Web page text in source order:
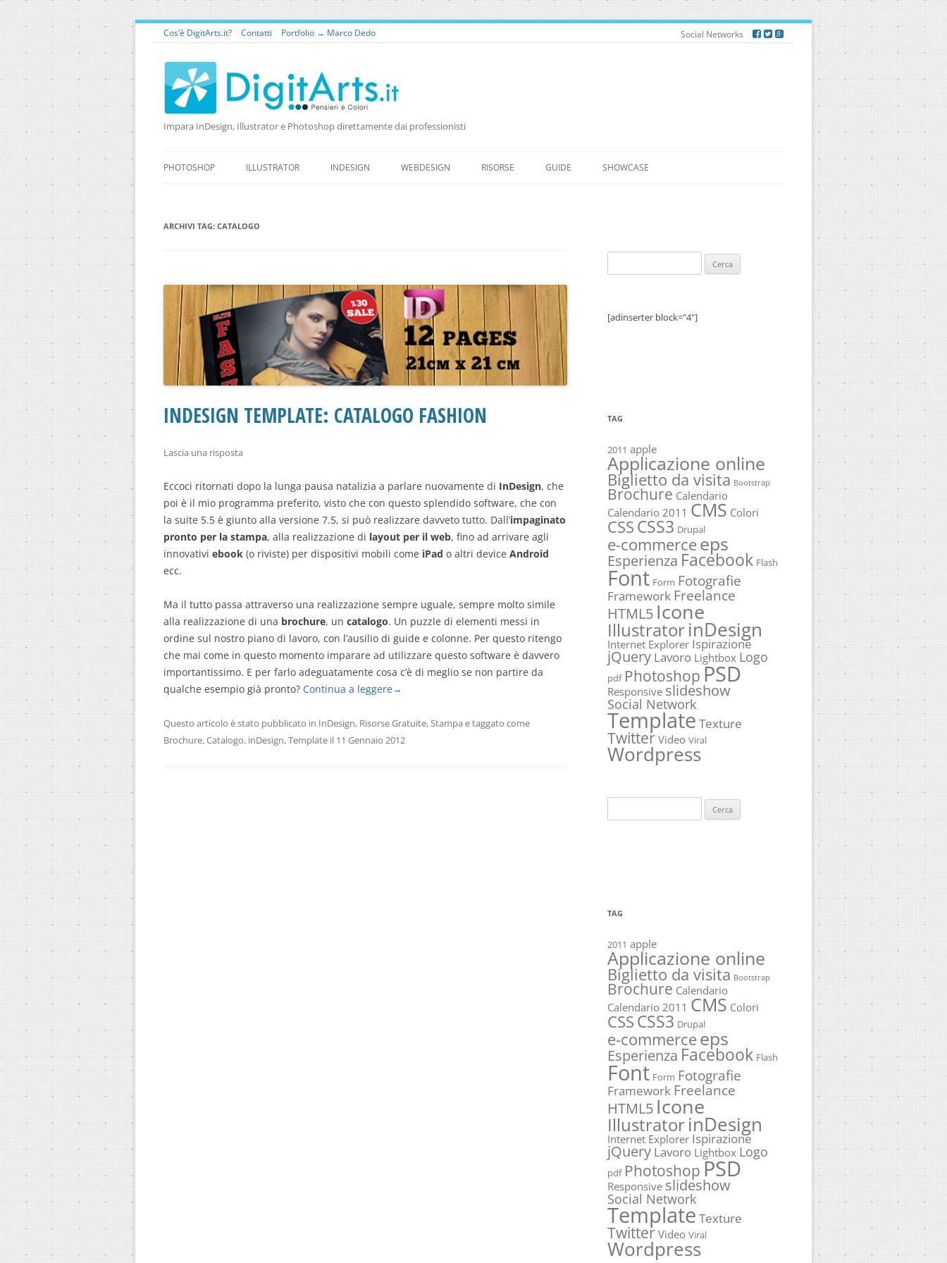
Cos’è DigitArts.it? Contatti Portfolio → Marco Dedo Social Networks
Impara InDesign, Illustrator e Photoshop direttamente dai professionisti
PHOTOSHOP ILLUSTRATOR INDESIGN WEBDESIGN RISORSE GUIDE SHOWCASE
ARCHIVI TAG: CATALOGO
INDESIGN TEMPLATE: CATALOGO FASHION
Lascia una risposta
Eccoci ritornati dopo la lunga pausa natalizia a parlare nuovamente di InDesign, che
poi è il mio programma preferito, visto che con questo splendido software, che con
la suite 5.5 è giunto alla versione 7.5, si può realizzare davveto tutto. Dall’impaginato
pronto per la stampa, alla realizzazione di layout per il web, fino ad arrivare agli
innovativi ebook (o riviste) per dispositivi mobili come iPad o altri device Android
ecc.
Ma il tutto passa attraverso una realizzazione sempre uguale, sempre molto simile
alla realizzazione di una brochure, un catalogo. Un puzzle di elementi messi in
ordine sul nostro piano di lavoro, con l’ausilio di guide e colonne. Per questo ritengo
che mai come in questo momento imparare ad utilizzare questo software è davvero
importantissimo. E per farlo adeguatamente cosa c’è di meglio se non partire da
qualche esempio già pronto? Continua a leggere→
Questo articolo è stato pubblicato in InDesign, Risorse Gratuite,Stampa e taggato come
Brochure,Catalogo, inDesign,Template il 11 Gennaio 2012
per:
[adinserter block="4"]
TAG
2011 apple
Applicazione online
Biglietto da visita Bootstrap
Brochure Calendario
Calendario 2011 CMS Colori
CSSCSS3 Drupal
e-commerceeps
Esperienza Facebook Flash
Font Form Fotografie
Framework Freelance
HTML5 Icone
IllustratorinDesign
Internet Explorer Ispirazione
jQuery Lavoro Lightbox Logo
pdf PhotoshopPSD
Responsive slideshow
Social Network
Template Texture
TwitterVideo Viral
Wordpress
per:
TAG
2011 apple
Applicazione online
Biglietto da visita Bootstrap
Brochure Calendario
Calendario 2011 CMS Colori
CSSCSS3 Drupal
e-commerceeps
Esperienza Facebook Flash
Font Form Fotografie
Framework Freelance
HTML5 Icone
IllustratorinDesign
Internet Explorer Ispirazione
jQuery Lavoro Lightbox Logo
pdf PhotoshopPSD
Responsive slideshow
Social Network
Template Texture
TwitterVideo Viral
Wordpress